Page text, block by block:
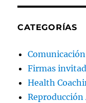
CATEGORÍAS
Firmas
Health
Reproducción